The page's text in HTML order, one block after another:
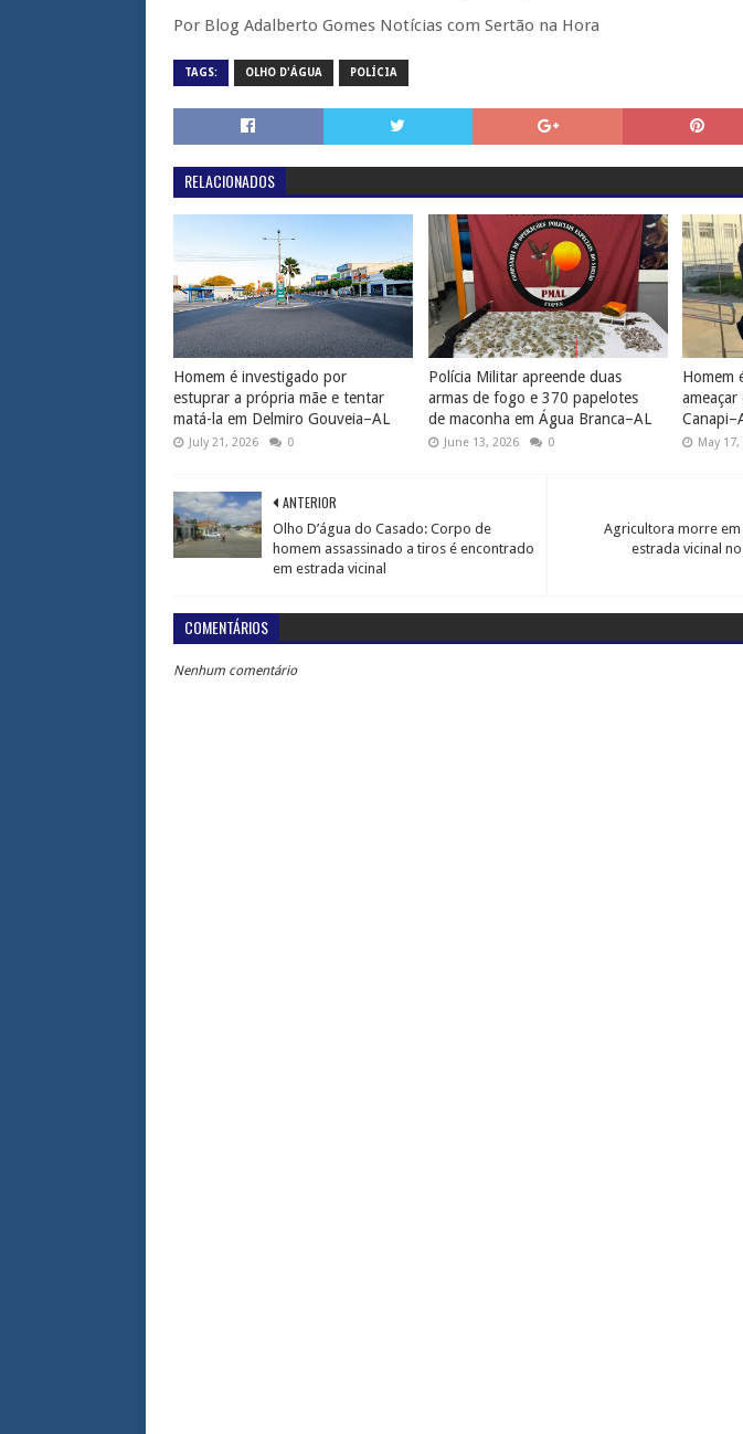
Por Blog Adalberto Gomes Notícias com Sertão na Hora
TAGS: OLHO D'ÁGUA POLÍCIA
RELACIONADOS
Homem é investigado por
estuprar a própria mãe e tentar
matá-la em Delmiro Gouveia–AL
July 21, 2026 0
Polícia Militar apreende duas
armas de fogo e 370 papelotes
de maconha em Água Branca–AL
June 13, 2026 0
Homem
ameaçar
May 17,
Agricultora morre em
estrada vicinal
ANTERIOR
Olho D’água do Casado: Corpo de
homem assassinado a tiros é encontrado
em estrada vicinal
COMENTÁRIOS
Nenhum comentário